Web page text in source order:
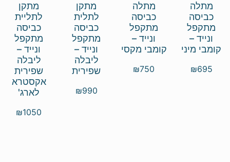
מתלה
כביסה
מתקפל
ונייד –
קומבי מיני
₪695
מתלה
כביסה
מתקפל
ונייד –
קומבי מקסי
₪750
מתקן
לתלית
כביסה
מתקפל
ונייד –
ליבלה
שפירית
₪990
מתקן
לתליית
כביסה
מתקפל
ונייד –
ליבלה
שפירית
אקסטרא
לארג'
₪1050